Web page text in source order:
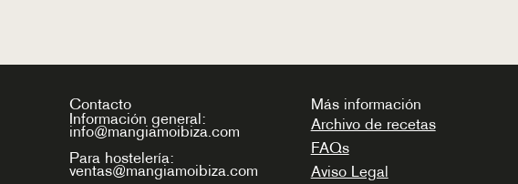
Contacto
Información general:
info@mangiamoibiza.com
Para hostelería:
ventas@mangiamoibiza.com
Más información
Archivo de recetas
FAQs
Aviso Legal